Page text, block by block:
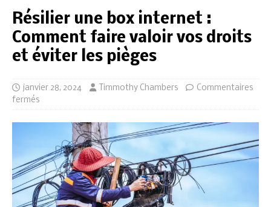
Résilier une box internet :
Comment faire valoir vos droits
et éviter les pièges
janvier 28, 2024 Timmothy Chambers
Commentaires
fermés